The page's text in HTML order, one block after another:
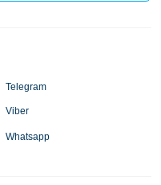
Telegram
Viber
Whatsapp